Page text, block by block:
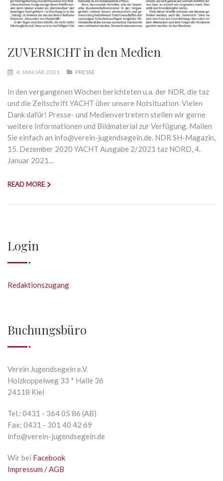
ZUVERSICHT in den Medien
4. JANUAR 2021 PRESSE
In den vergangenen Wochen berichteten u.a. der NDR, die taz
und die Zeitschrift YACHT über unsere Notsituation. Vielen
Dank dafür! Presse- und Medienvertretern stellen wir gerne
weitere Informationen und Bildmaterial zur Verfügung. Mailen
Sie einfach an info@verein-jugendsegeln.de. NDR SH-Magazin,
15. Dezember 2020 YACHT Ausgabe 2/2021 taz NORD, 4.
Januar 2021...
READ MORE
Login
Redaktionszugang
Buchungsbüro
Verein Jugendsegeln e.V.
Holzkoppelweg 33 * Halle 36
24118 Kiel
Tel.: 0431 - 364 05 86 (AB)
Fax: 0431 - 301 40 42 69
info@verein-jugendsegeln.de
Wir bei Facebook
Impressum / AGB